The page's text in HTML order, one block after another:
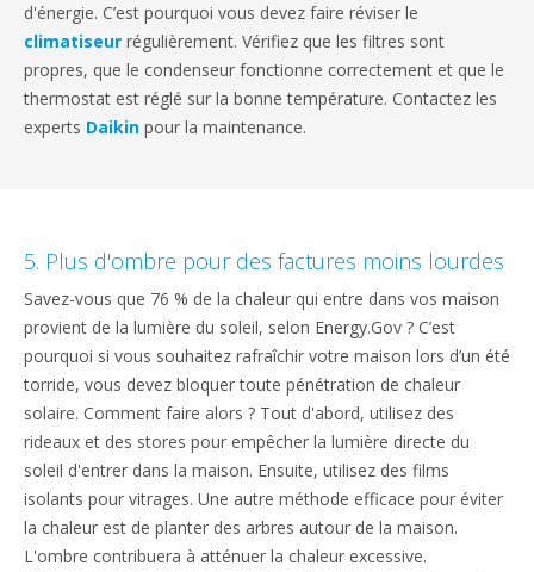
d'énergie. C’est pourquoi vous devez faire réviser le
climatiseur régulièrement. Vérifiez que les filtres sont
propres, que le condenseur fonctionne correctement et que le
thermostat est réglé sur la bonne température. Contactez les
experts Daikin pour la maintenance.
5. Plus d'ombre pour des factures moins lourdes
Savez-vous que 76 % de la chaleur qui entre dans vos maison
provient de la lumière du soleil, selon Energy.Gov ? C’est
pourquoi si vous souhaitez rafraîchir votre maison lors d’un été
torride, vous devez bloquer toute pénétration de chaleur
solaire. Comment faire alors ? Tout d'abord, utilisez des
rideaux et des stores pour empêcher la lumière directe du
soleil d'entrer dans la maison. Ensuite, utilisez des films
isolants pour vitrages. Une autre méthode efficace pour éviter
la chaleur est de planter des arbres autour de la maison.
L'ombre contribuera à atténuer la chaleur excessive.